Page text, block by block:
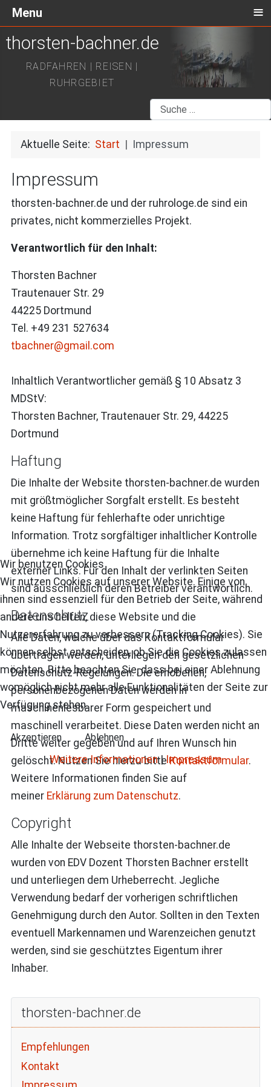
thorsten-bachner.de
RADFAHREN | REISEN |
RUHRGEBIET
Suchen
Aktuelle Seite: Start Impressum
Impressum
thorsten-bachner.de und der ruhrologe.de sind ein
privates, nicht kommerzielles Projekt.
Verantwortlich für den Inhalt:
Thorsten Bachner
Trautenauer Str. 29
44225 Dortmund
Tel. +49 231 527634
tbachner@gmail.com
Inhaltlich Verantwortlicher gemäß § 10 Absatz 3
MDStV:
Thorsten Bachner, Trautenauer Str. 29, 44225
Dortmund
Haftung
Die Inhalte der Website thorsten-bachner.de wurden
mit größtmöglicher Sorgfalt erstellt. Es besteht
keine Haftung für fehlerhafte oder unrichtige
Information. Trotz sorgfältiger inhaltlicher Kontrolle
übernehme ich keine Haftung für die Inhalte
externer Links. Für den Inhalt der verlinkten Seiten
sind ausschließlich deren Betreiber verantwortlich.
Datenschutz
Alle Daten, welche über das Kontaktformular
übertragen werden, unterliegen den gesetzlichen
Datenschutz-Regelungen. Die erhobenen,
personenbezogenen Daten werden in
maschinenlesbarer Form gespeichert und
maschinell verarbeitet. Diese Daten werden nicht an
Dritte weiter gegeben und auf Ihren Wunsch hin
gelöscht. Nutzen Sie hierzu bitteKontaktformular.
Weitere Informationen finden Sie auf
meiner Erklärung zum Datenschutz.
Copyright
Alle Inhalte der Webseite thorsten-bachner.de
wurden von EDV Dozent Thorsten Bachner erstellt
und unterliegen dem Urheberrecht. Jegliche
Verwendung bedarf der vorherigen schriftlichen
Genehmigung durch den Autor. Sollten in den Texten
eventuell Markennamen und Warenzeichen genutzt
werden, sind sie geschütztes Eigentum ihrer
Inhaber.
thorsten-bachner.de
Empfehlungen
Kontakt
Wir benutzen Cookies
Wir nutzen Cookies auf unserer Website. Einige von
ihnen sind essenziell für den Betrieb der Seite, während
andere uns helfen, diese Website und die
Nutzererfahrung zu verbessern (Tracking Cookies). Sie
können selbst entscheiden, ob Sie die Cookies zulassen
möchten. Bitte beachten Sie, dass bei einer Ablehnung
womöglich nicht mehr alle Funktionalitäten der Seite zur
Verfügung stehen.
Akzeptieren Ablehnen
Weitere Informationen|Impressum
Menu ≡